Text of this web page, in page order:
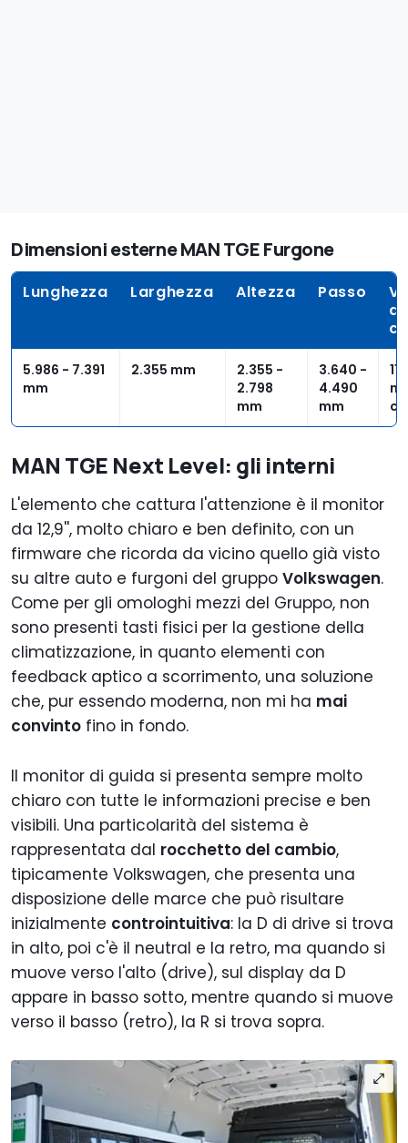
Dimensioni esterne MAN TGE Furgone
Lunghezza Larghezza Altezza Passo
di
5.986 - 7.391
mm
2.355 mm
2.355 -
2.798
mm
3.640 -
4.490
mm
MAN TGE Next Level: gli interni
L'elemento che cattura l'attenzione è il monitor
da 12,9'', molto chiaro e ben definito, con un
firmware che ricorda da vicino quello già visto
su altre auto e furgoni del gruppo Volkswagen.
Come per gli omologhi mezzi del Gruppo, non
sono presenti tasti fisici per la gestione della
climatizzazione, in quanto elementi con
feedback aptico a scorrimento, una soluzione
che, pur essendo moderna, non mi ha mai
convinto fino in fondo.
Il monitor di guida si presenta sempre molto
chiaro con tutte le informazioni precise e ben
visibili. Una particolarità del sistema è
rappresentata dal rocchetto del cambio,
tipicamente Volkswagen, che presenta una
disposizione delle marce che può risultare
inizialmente controintuitiva: la D di drive si trova
in alto, poi c'è il neutral e la retro, ma quando si
muove verso l'alto (drive), sul display da D
appare in basso sotto, mentre quando si muove
verso il basso (retro), la R si trova sopra.